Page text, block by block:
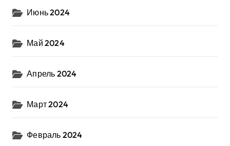
Июнь 2024
Май 2024
Апрель 2024
Март 2024
Февраль 2024